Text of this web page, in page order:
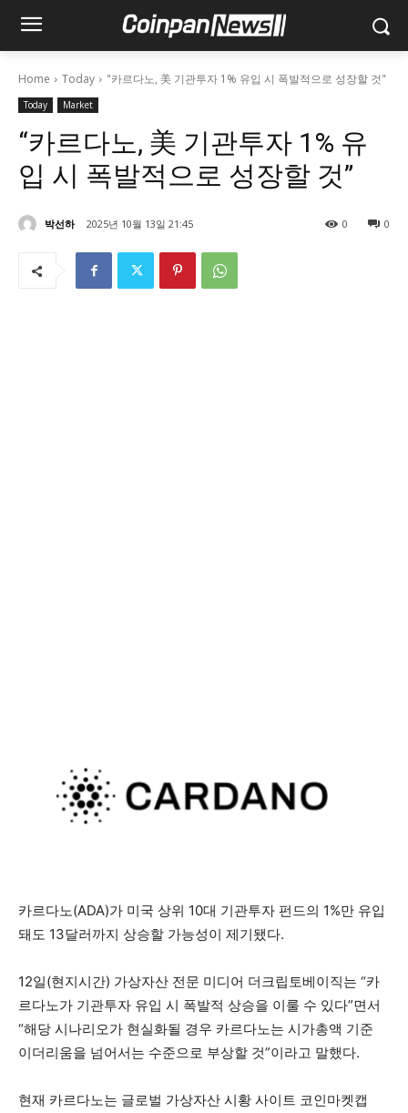
Home Today "카르다노, 美 기관투자 1% 유입 시 폭발적으로 성장할 것"
Today Market
“카르다노, 美 기관투자 1% 유
입 시 폭발적으로 성장할 것”
박선하 2025년 10월 13일 21:45 0
0
카르다노(ADA)가 미국 상위 10대 기관투자 펀드의 1%만 유입
돼도 13달러까지 상승할 가능성이 제기됐다.
12일(현지시간) 가상자산 전문 미디어 더크립토베이직는 “카
르다노가 기관투자 유입 시 폭발적 상승을 이룰 수 있다”면서
“해당 시나리오가 현실화될 경우 카르다노는 시가총액 기준
이더리움을 넘어서는 수준으로 부상할 것”이라고 말했다.
현재 카르다노는 글로벌 가상자산 시황 사이트 코인마켓캡